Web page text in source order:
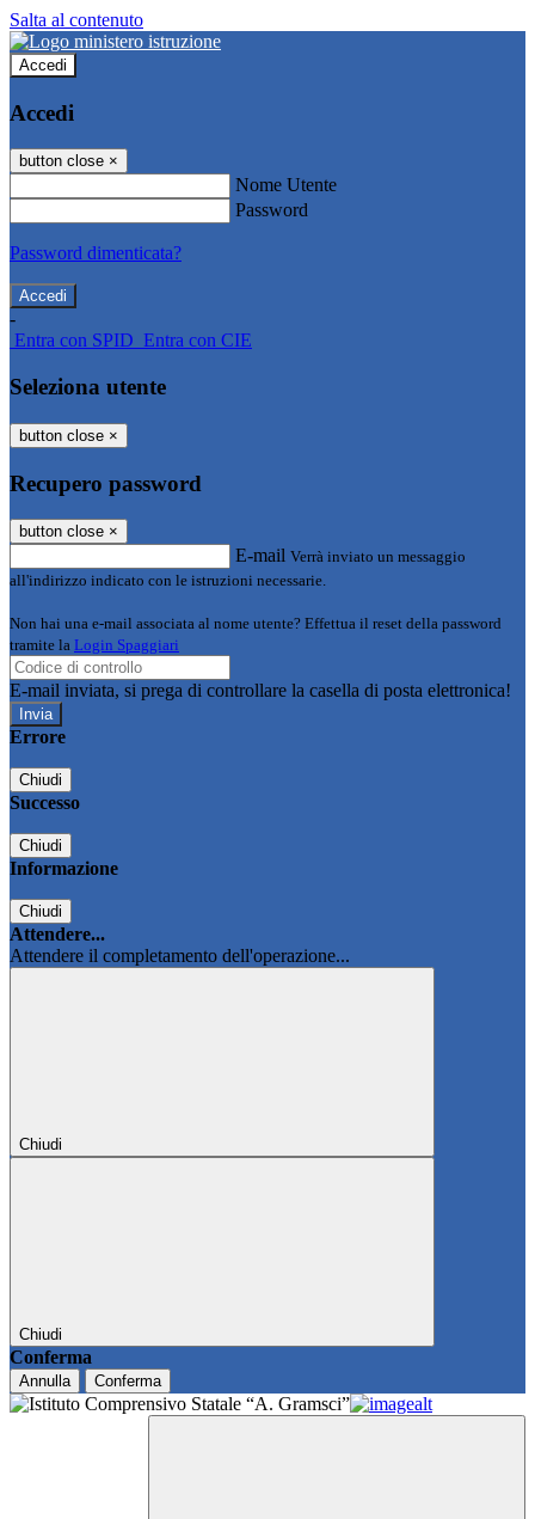
Salta al contenuto
Accedi
Accedi
button close ×
Nome Utente
Password
Password dimenticata?
-
Entra con SPID Entra con CIE
Seleziona utente
button close ×
Recupero password
button close ×
E-mail Verrà inviato un messaggio
all'indirizzo indicato con le istruzioni necessarie.
Non hai una e-mail associata al nome utente? Effettua il reset della password
tramite la Login Spaggiari
E-mail inviata, si prega di controllare la casella di posta elettronica!
Errore
Chiudi
Successo
Chiudi
Informazione
Chiudi
Attendere...
Attendere il completamento dell'operazione...
Chiudi
Chiudi
Conferma
Annulla Conferma